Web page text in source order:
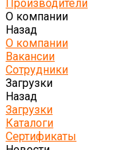
Производители
О компании
Назад
О компании
Вакансии
Сотрудники
Загрузки
Назад
Загрузки
Каталоги
Сертификаты